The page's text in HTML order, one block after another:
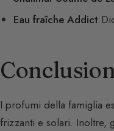
Eau fraîche Addict
I profumi della famiglia
frizzanti e solari. Inoltre,